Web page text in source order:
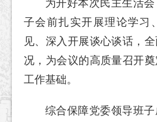
为开好本次民主生活
子会前扎实开展理论学习
见、深入开展谈心谈话，
况，为会议的高质量召开
工作基础。
综合保障党委领导班